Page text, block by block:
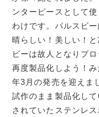
ンターピースとして
わけです。パルスビ
晴らしい！美しい！
ビーは故人となりプ
再度製品化しよう！
年3月の発売を迎えま
試作のまま製品化し
されていたステンレ